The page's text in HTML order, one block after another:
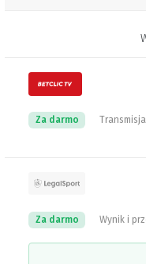
Za darmo
Wynik i
Za darmo